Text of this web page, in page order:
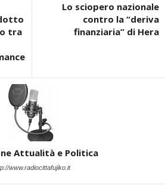
tra
Lo sciopero nazionale
contro la “deriva
finanziaria” di Hera
Attualità e Politica
www.radiocittafujiko.it